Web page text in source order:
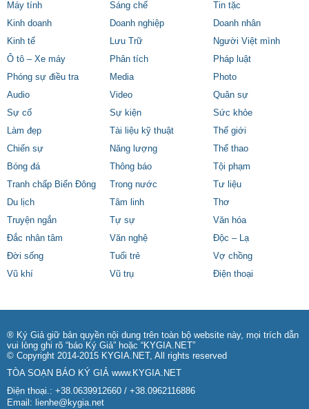
Máy tính
Sáng chế
Tin tặc
Kinh doanh
Doanh nghiệp
Doanh nhân
Kinh tế
Lưu Trữ
Người Việt mình
Ô tô – Xe máy
Phân tích
Pháp luật
Phóng sự điều tra
Media
Photo
Audio
Video
Quân sự
Sự cố
Sự kiện
Sức khỏe
Làm đẹp
Tài liệu kỹ thuật
Thế giới
Chiến sự
Năng lượng
Thể thao
Bóng đá
Thông báo
Tội phạm
Tranh chấp Biển Đông
Trong nước
Tư liệu
Du lịch
Tâm linh
Thơ
Truyện ngắn
Tự sự
Văn hóa
Đắc nhân tâm
Văn nghệ
Độc – Lạ
Đời sống
Tuổi trẻ
Vợ chồng
Vũ khí
Vũ trụ Điện thoại
® Ký Giả giữ bản quyền nội dung trên toàn bộ website này, mọi trích dẫn
vui lòng ghi rõ “báo Ký Giả” hoặc “KYGIA.NET”
© Copyright 2014-2015 KYGIA.NET, All rights reserved
TÒA SOẠN BÁO KÝ GIẢ www.KYGIA.NET
Điện thoại.: +38.0639912660 / +38.0962116886
Email: lienhe@kygia.net